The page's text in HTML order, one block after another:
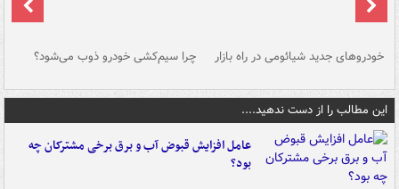
خودروهای جدید شیائومی در راه بازار چرا سیم‌کشی خودرو ذوب می‌شود؟
این مطالب را از دست ندهید....
عامل افزایش قبوض آب و برق برخی مشترکان چه
بود؟